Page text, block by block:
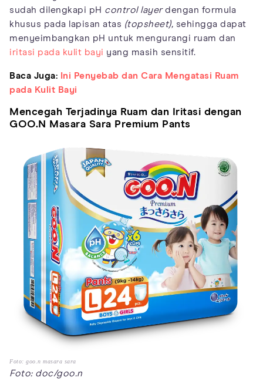
sudah dilengkapi pH control layerdengan formula
khusus pada lapisan atas (topsheet), sehingga dapat
menyeimbangkan pH untuk mengurangi ruam dan
iritasi pada kulit bayi yang masih sensitif.
Baca Juga: Ini Penyebab dan Cara Mengatasi Ruam
pada Kulit Bayi
Mencegah Terjadinya Ruam dan Iritasi dengan
GOO.N Masara Sara Premium Pants
Foto: goo.n masara sara
Foto: doc/goo.n